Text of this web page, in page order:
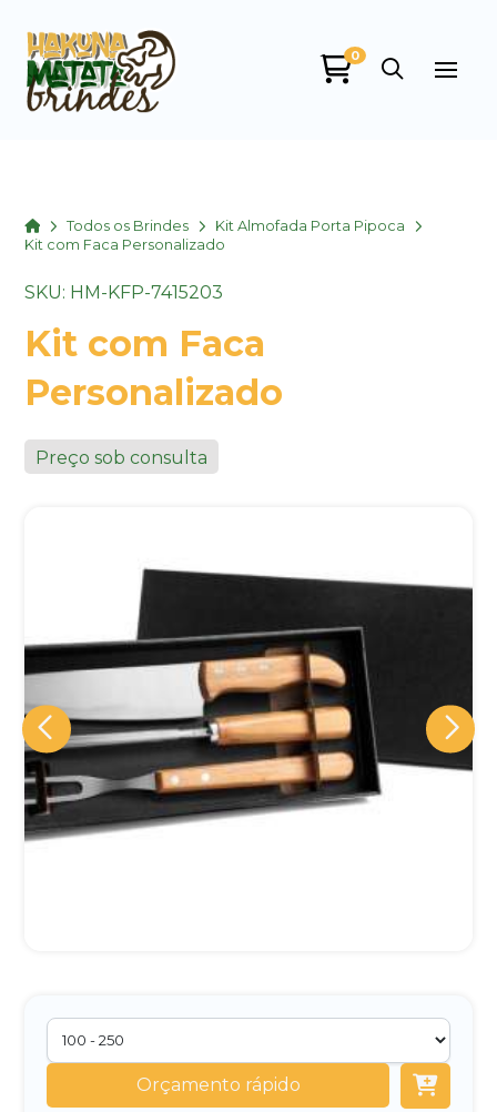
0
HomeTodos os Brindes
Kit Almofada Porta Pipoca
Kit com Faca Personalizado
SKU: HM-KFP-7415203
Kit com Faca
Personalizado
Preço sob consulta
Orçamento rápido